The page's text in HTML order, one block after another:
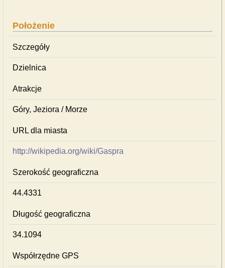
Położenie
Szczegóły
Dzielnica
Atrakcje
Góry, Jeziora / Morze
URL dla miasta
http://wikipedia.org/wiki/Gaspra
Szerokość geograficzna
44.4331
Długość geograficzna
34.1094
Współrzędne GPS